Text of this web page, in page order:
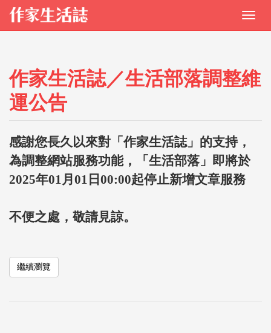
作家生活誌／生活部落調整維
運公告
感謝您長久以來對「作家生活誌」的支持，
為調整網站服務功能，「生活部落」即將於
2025年01月01日00:00起停止新增文章服務
不便之處，敬請見諒。
繼續瀏覽